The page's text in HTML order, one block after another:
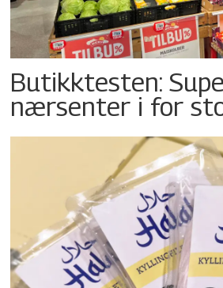
Butikktesten:
nærsenter i for